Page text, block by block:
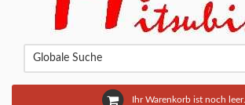
Ihr Warenkorb ist noch leer.